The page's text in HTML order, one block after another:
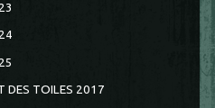
DES TOILES 2017